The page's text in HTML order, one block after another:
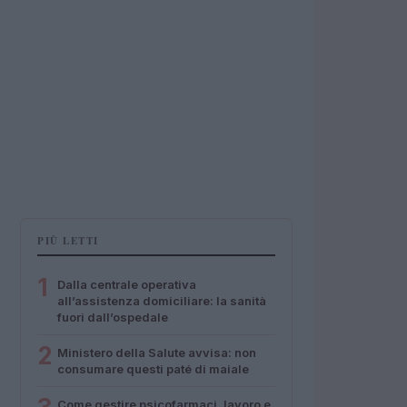
PIÙ LETTI
1
Dalla centrale operativa
all’assistenza domiciliare: la sanità
fuori dall’ospedale
2 Ministero della Salute avvisa: non
consumare questi paté di maiale